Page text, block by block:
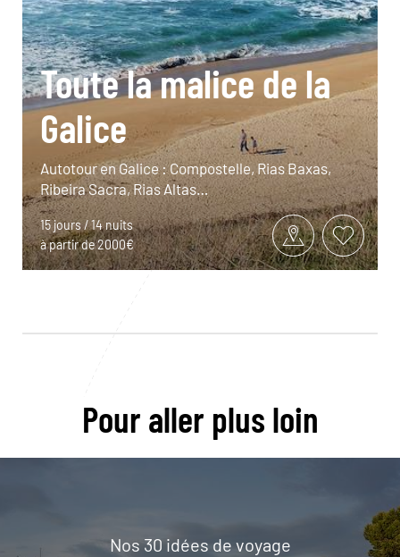
Toute la malice de la
Galice
Autotour en Galice : Compostelle, Rias Baxas,
Ribeira Sacra, Rias Altas…
15 jours / 14 nuits
à partir de 2000€
Pour aller plus loin
Nos 30 idées de voyage